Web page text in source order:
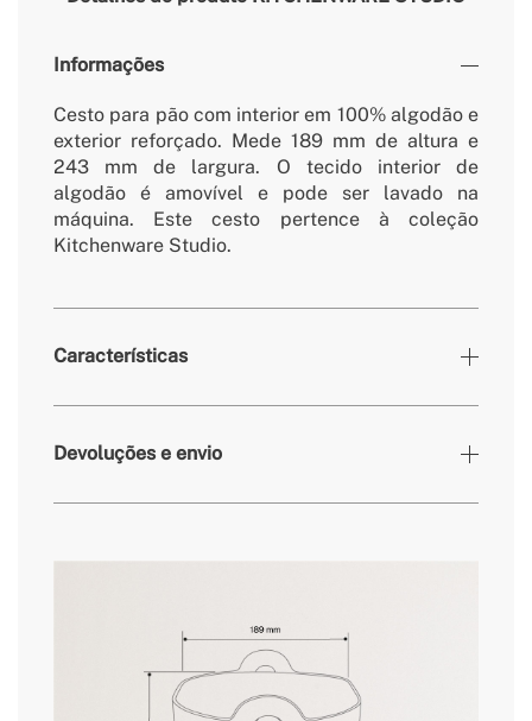
Informações
Cesto para pão com interior em 100% algodão e
exterior reforçado. Mede 189 mm de altura e
243 mm de largura. O tecido interior de
algodão é amovível e pode ser lavado na
máquina. Este cesto pertence à coleção
Kitchenware Studio.
Características
Cores
Polipropileno
» Temperatura máxima
Devoluções e envio
prazos de entrega.